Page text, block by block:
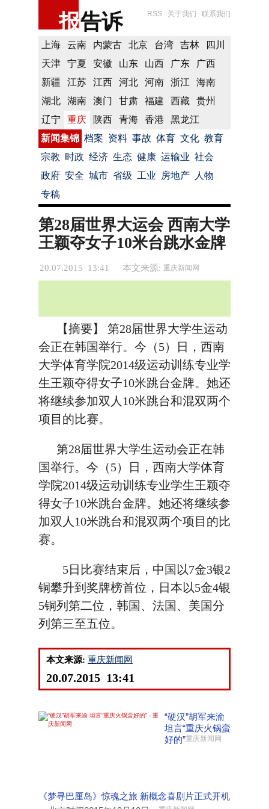
报告诉 RSS 关于我们 联系我们
上海 云南 内蒙古 北京 台湾 吉林
四川
天津
宁夏 安徽 山东 山西 广东
广西
新疆
江苏 江西 河北 河南 浙江
海南
湖北
湖南 澳门 甘肃 福建 西藏
贵州
辽宁
重庆 陕西 青海 香港
黑龙江
新闻集锦 档案 资料 事故 体育 文化 教育
宗教 时政 经济 生态 健康 运输业 社会
政府 安全 城市 省级 工业 房地产
人物
专稿
第28届世界大运会 西南大学
王颖夺女子10米台跳水金牌
20.07.2015 13:41 本文来源: 重庆新闻网
【摘要】 第28届世界大学生运动
会正在韩国举行。今（5）日，西南
大学体育学院2014级运动训练专业学
生王颖夺得女子10米跳台金牌。她还
将继续参加双人10米跳台和混双两个
项目的比赛。
第28届世界大学生运动会正在韩
国举行。今（5）日，西南大学体育
学院2014级运动训练专业学生王颖夺
得女子10米跳台金牌。她还将继续参
加双人10米跳台和混双两个项目的比
赛。
5日比赛结束后，中国以7金3银2
铜攀升到奖牌榜首位，日本以5金4银
5铜列第二位，韩国、法国、美国分
列第三至五位。
本文来源: 重庆新闻网
20.07.2015 13:41
“硬汉”胡军来渝
坦言“重庆火锅蛮
好的”重庆新闻网
《梦寻巴厘岛》惊魂之旅 新概念喜剧片正式开机